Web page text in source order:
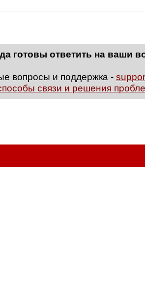
готовы ответить на ваши
вопросы и поддержка -
связи и решения